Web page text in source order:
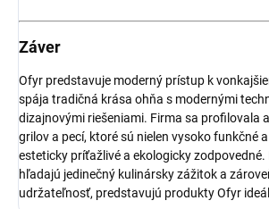
Záver
Ofyr predstavuje moderný prístup k
spája tradičná krása ohňa s modernými
dizajnovými riešeniami. Firma sa profilovala
grilov a pecí, ktoré sú nielen vysoko funkčné
esteticky príťažlivé a ekologicky
hľadajú jedinečný kulinársky zážitok a
udržateľnosť, predstavujú produkty Ofyr